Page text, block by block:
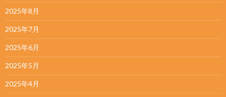
2025年8月
2025年7月
2025年6月
2025年5月
2025年4月